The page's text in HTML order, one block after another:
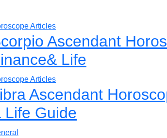
Articles
Ascendant
Life
Articles
Ascendant
Life Guide